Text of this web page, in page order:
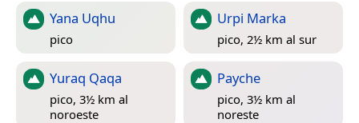
Yana Uqhu
pico
Urpi Marka
pico, 2½ km al sur
Yuraq Qaqa
pico, 3½ km al
noroeste
Payche
pico, 3½ km al
noreste